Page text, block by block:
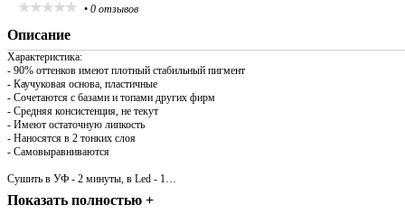
• 0 отзывов
Описание
Характеристика:
- 90% оттенков имеют плотный стабильный пигмент
- Каучуковая основа, пластичные
- Сочетаются с базами и топами других фирм
- Средняя консистенция, не текут
- Имеют остаточную липкость
- Наносятся в 2 тонких слоя
- Самовыравниваются
Сушить в УФ - 2 минуты, в Led - 1…
Показать полностью +